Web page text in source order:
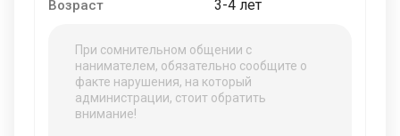
Возраст 3-4 лет
При сомнительном общении с
нанимателем, обязательно сообщите о
факте нарушения, на который
администрации, стоит обратить
внимание!